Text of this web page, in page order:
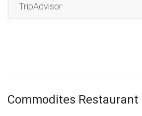
TripAdvisor
Commodites Restaurant